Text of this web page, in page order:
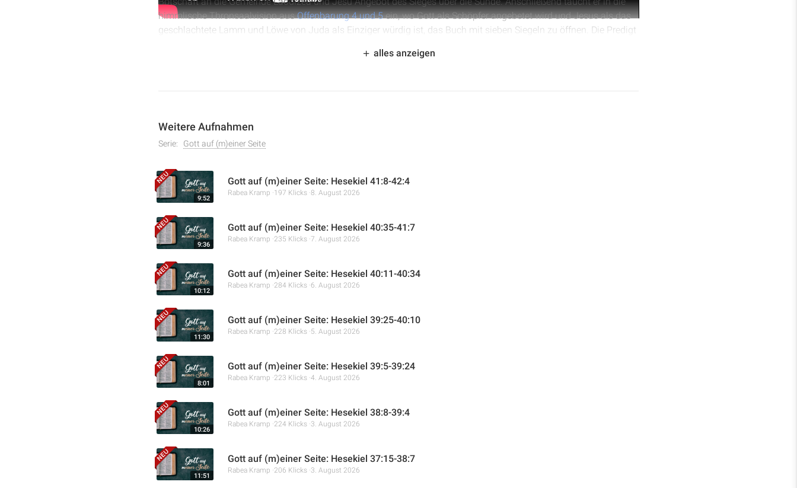
himmlische Thronsaalvision ausOffenbarung 4 und 5ein, wo Gott als Schöpfer angebetet wird und Jesus als das
geschlachtete Lamm und Löwe von Juda als Einziger würdig ist, das Buch mit sieben Siegeln zu öffnen. Die Predigt
alles anzeigen
Weitere Aufnahmen
Serie: Gott auf (m)einer Seite
9:52
Gott auf (m)einer Seite: Hesekiel 41:8-42:4
Rabea Kramp 197 Klicks 8. August 2026
9:36
Gott auf (m)einer Seite: Hesekiel 40:35-41:7
Rabea Kramp 235 Klicks 7. August 2026
10:12
Gott auf (m)einer Seite: Hesekiel 40:11-40:34
Rabea Kramp 284 Klicks 6. August 2026
11:30
Gott auf (m)einer Seite: Hesekiel 39:25-40:10
Rabea Kramp 228 Klicks 5. August 2026
8:01
Gott auf (m)einer Seite: Hesekiel 39:5-39:24
Rabea Kramp 223 Klicks 4. August 2026
10:26
Gott auf (m)einer Seite: Hesekiel 38:8-39:4
Rabea Kramp 224 Klicks 3. August 2026
11:51
Gott auf (m)einer Seite: Hesekiel 37:15-38:7
Rabea Kramp 206 Klicks 3. August 2026